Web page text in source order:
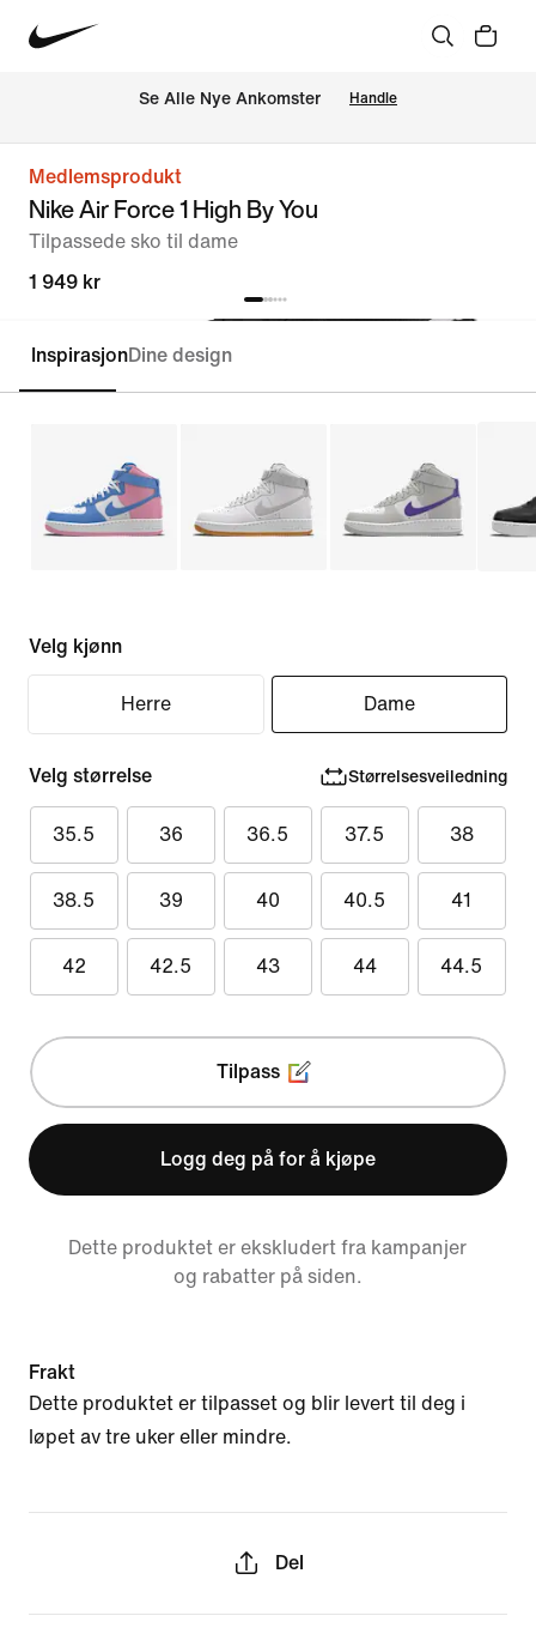
Se Alle Nye Ankomster Handle
Medlemsprodukt
Nike Air Force 1 High By You
Tilpassede sko til dame
1 949 kr
Tilpass
InspirasjonDine design
Velg kjønn
Herre Dame
Velg størrelse Størrelsesveiledning
35.5 36 36.5 37.5 38
38.5 39 40 40.5 41
42 42.5 43 44 44.5
Tilpass
Logg deg på for å kjøpe
Dette produktet er ekskludert fra kampanjer
og rabatter på siden.
Frakt
Dette produktet er tilpasset og blir levert til deg i
løpet av tre uker eller mindre.
Del